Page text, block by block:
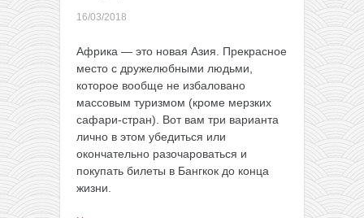
16/03/2018
Африка — это новая Азия. Прекрасное
место с дружелюбными людьми,
которое вообще не избаловано
массовым туризмом (кроме мерзких
сафари-стран). Вот вам три варианта
лично в этом убедиться или
окончательно разочароваться и
покупать билеты в Бангкок до конца
жизни.